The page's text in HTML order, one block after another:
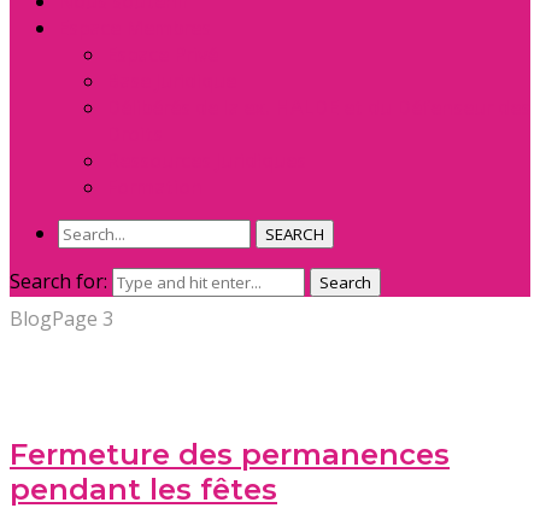
SEARCH
Search for: Search
BlogPage 3
Fermeture des permanences
pendant les fêtes